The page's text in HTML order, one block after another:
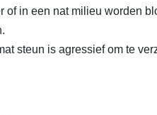
of in een nat milieu worden
steun is agressief om te